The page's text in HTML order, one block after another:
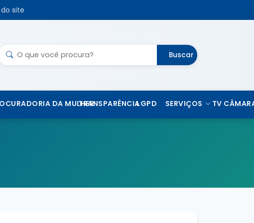
site
Buscar
DA MULHERTRANSPARÊNCIALGPD SERVIÇOS TV